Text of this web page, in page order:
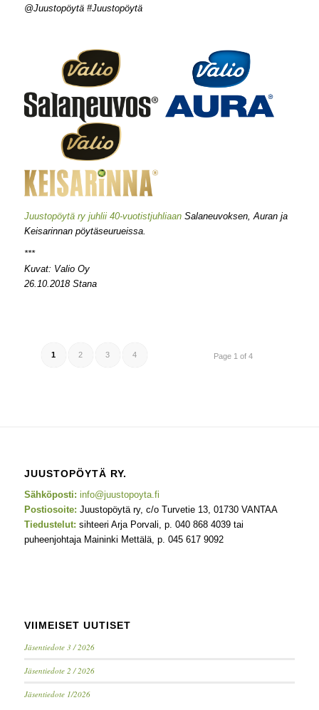
@Juustopöytä #Juustopöytä
Juustopöytä ry juhlii 40-vuotistjuhliaanSalaneuvoksen, Auran ja
Keisarinnan pöytäseurueissa.
***
Kuvat: Valio Oy
26.10.2018 Stana
Page 1 of 4
1 2 3 4
JUUSTOPÖYTÄ RY.
Sähköposti: info@juustopoyta.fi
Postiosoite: Juustopöytä ry, c/o Turvetie 13, 01730 VANTAA
Tiedustelut: sihteeri Arja Porvali, p. 040 868 4039 tai
puheenjohtaja Maininki Mettälä, p. 045 617 9092
VIIMEISET UUTISET
Jäsentiedote 3 / 2026
Jäsentiedote 2 / 2026
Jäsentiedote 1/2026